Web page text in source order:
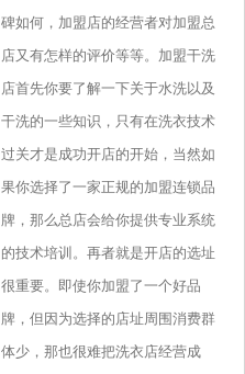
碑如何，加盟店的经营者对加盟总
店又有怎样的评价等等。加盟干洗
店首先你要了解一下关于水洗以及
干洗的一些知识，只有在洗衣技术
过关才是成功开店的开始，当然如
果你选择了一家正规的加盟连锁品
牌，那么总店会给你提供专业系统
的技术培训。再者就是开店的选址
很重要。即使你加盟了一个好品
牌，但因为选择的店址周围消费群
体少，那也很难把洗衣店经营成